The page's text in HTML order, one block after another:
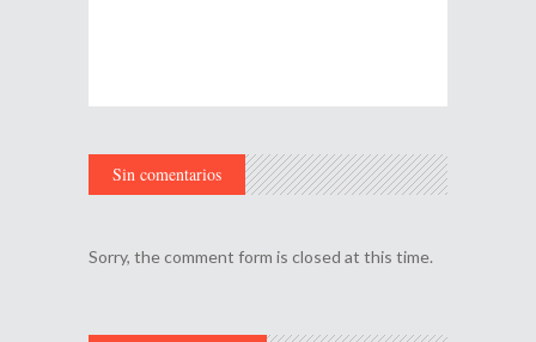
Sin comentarios
Sorry, the comment form is closed at this time.